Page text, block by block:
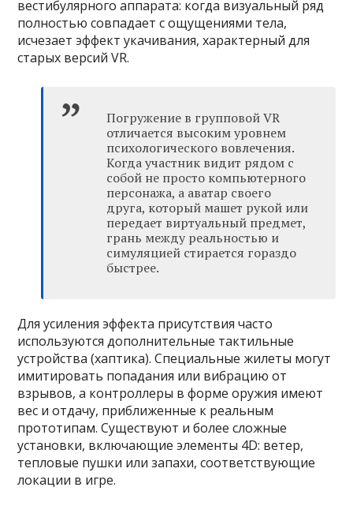
вестибулярного аппарата: когда визуальный ряд
полностью совпадает с ощущениями тела,
исчезает эффект укачивания, характерный для
старых версий VR.
Погружение в групповой VR
отличается высоким уровнем
психологического вовлечения.
Когда участник видит рядом с
собой не просто компьютерного
персонажа, а аватар своего
друга, который машет рукой или
передает виртуальный предмет,
грань между реальностью и
симуляцией стирается гораздо
быстрее.
Для усиления эффекта присутствия часто
используются дополнительные тактильные
устройства (хаптика). Специальные жилеты могут
имитировать попадания или вибрацию от
взрывов, а контроллеры в форме оружия имеют
вес и отдачу, приближенные к реальным
прототипам. Существуют и более сложные
установки, включающие элементы 4D: ветер,
тепловые пушки или запахи, соответствующие
локации в игре.